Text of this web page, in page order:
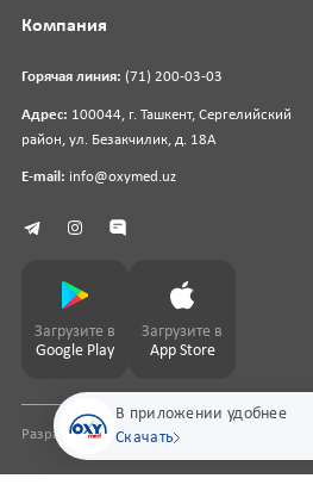
В приложении удобнее
Скачать
Горячая линия: (71) 200-03-03
Адрес: 100044, г. Ташкент, Сергелийский
район, ул. Безакчилик, д. 18А
E-mail: info@oxymed.uz
Компания
Загрузите в
Google Play
Загрузите в
App Store
Разработка сайтаpharmit.uz